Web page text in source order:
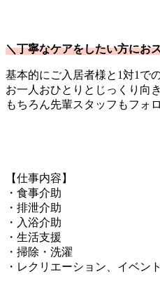
＼丁寧なケアをしたい方にお
基本的にご入居者様と1対1で
お一人おひとりとじっくり向
もちろん先輩スタッフもフォ
【仕事内容】
・食事介助
・排泄介助
・入浴介助
・生活支援
・掃除・洗濯
・レクリエーション、イベ